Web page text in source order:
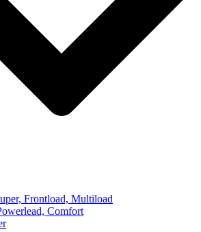
Frontload, Multiload
Comfort